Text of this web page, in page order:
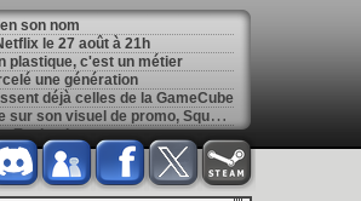
son nom
le 27 août à 21h
plastique, c'est un métier
une génération
déjà celles de la GameCube
[
GK] Kingdom Hearts : accusé d'utiliser l'IA générative sur son visuel de promo, Square Enix invoque « l'erreur humaine »
Evolved
[
GK] Inspiré par System Shock 2 et Doom 3, le FPS DERELIKT veut vous foutre la trouille à la fin 2026
de la Game Boy
sur Switch 2 en octobre